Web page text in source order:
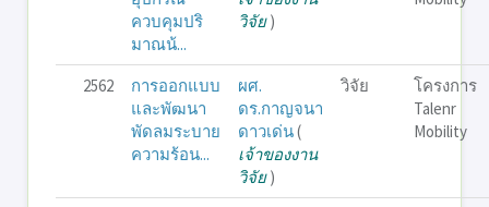
ควบคุมปริ
มาณน้...
วิจัย)
2562
การออกแบบ
และพัฒนา
พัดลมระบาย
ความร้อน...
ผศ.
ดร.กาญจนา
ดาวเด่น(
เจ้าของงาน
วิจัย)
วิจัย
โครงการ
Talenr
Mobility